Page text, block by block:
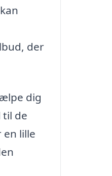
der
dig
de
en lille